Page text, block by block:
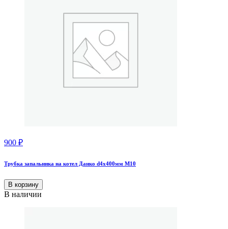
900 ₽
Трубка запальника на котел Данко d4x400мм М10
В корзину
В наличии